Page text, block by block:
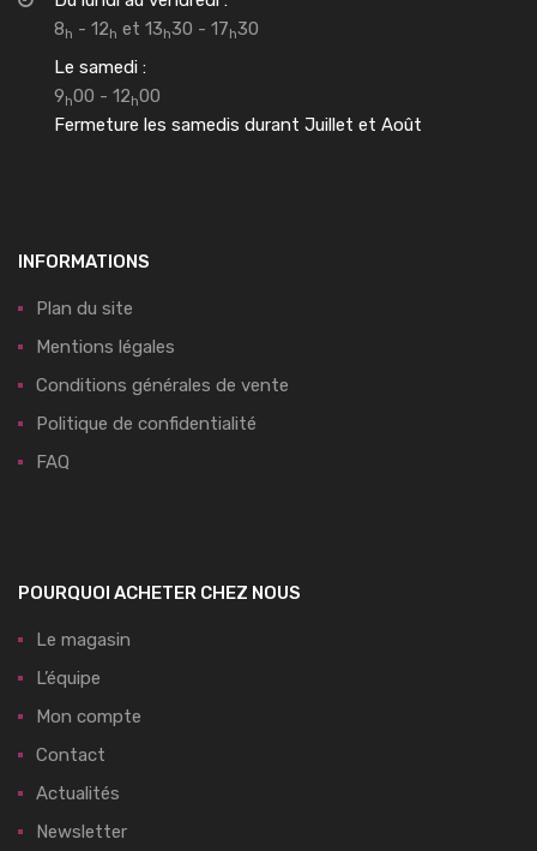
8h - 12h et 13h30 - 17h30
Le samedi :
9h00 - 12h00
Fermeture les samedis durant Juillet et Août
INFORMATIONS
Plan du site
Mentions légales
Conditions générales de vente
Politique de confidentialité
FAQ
POURQUOI ACHETER CHEZ NOUS
Le magasin
L’équipe
Mon compte
Contact
Actualités
Newsletter